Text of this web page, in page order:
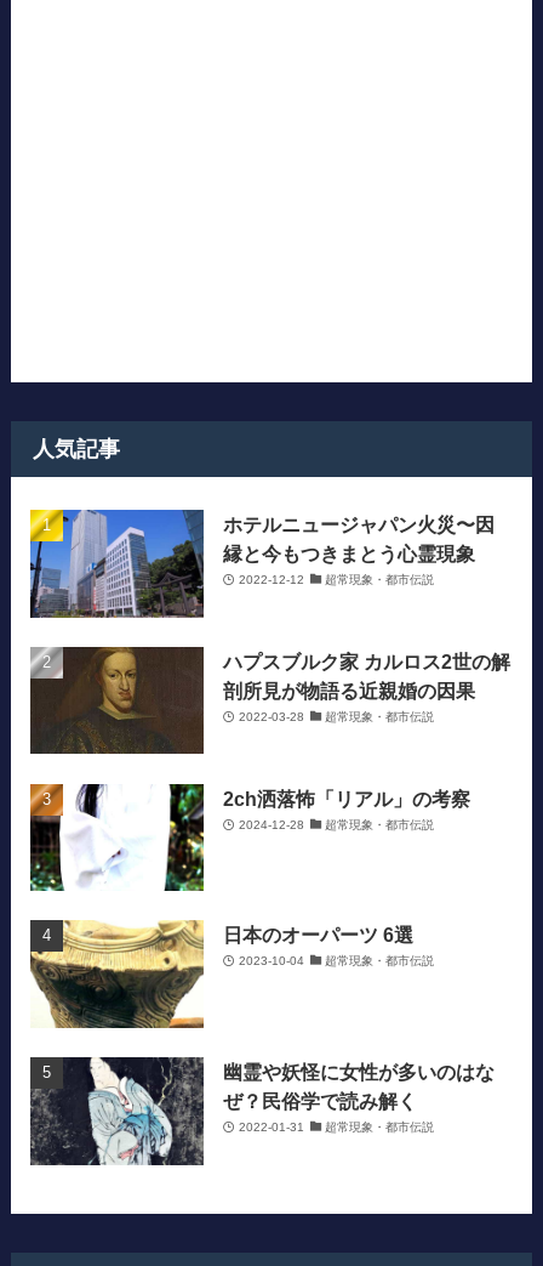
人気記事
ホテルニュージャパン火災〜因
縁と今もつきまとう心霊現象
2022-12-12 超常現象・都市伝説
ハプスブルク家 カルロス2世の解
剖所見が物語る近親婚の因果
2022-03-28 超常現象・都市伝説
2ch洒落怖「リアル」の考察
2024-12-28 超常現象・都市伝説
日本のオーパーツ 6選
2023-10-04 超常現象・都市伝説
幽霊や妖怪に女性が多いのはな
ぜ？民俗学で読み解く
2022-01-31 超常現象・都市伝説